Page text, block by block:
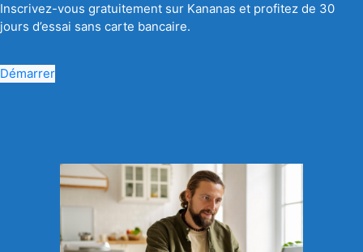
Inscrivez-vous gratuitement sur Kananas et profitez de 30
jours d’essai sans carte bancaire.
Démarrer